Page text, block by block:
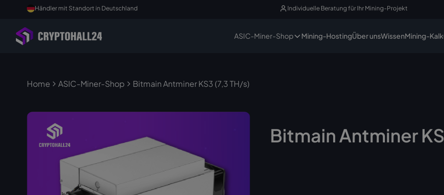
Händler mit Standort in Deutschland Individuelle Beratung für Ihr Mining-Projekt
ASIC-Miner-Shop Mining-HostingÜber unsWissenMining-
Home ASIC-Miner-Shop Bitmain Antminer KS3 (7,3 TH/s)
Bitmain Antminer